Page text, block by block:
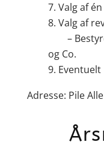
Valg af
Valg af
–
og Co.
Eventuelt
Adresse: Pile